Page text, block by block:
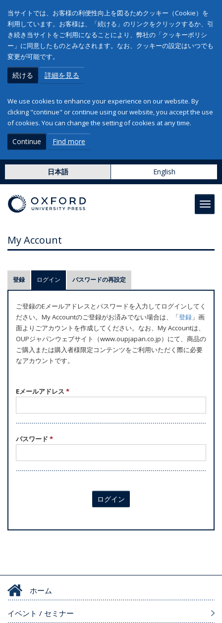
当サイトでは、お客様の利便性向上を図るためクッキー（Cookie）を
利用しています。お客様は、「続ける」のリンクをクリックするか、引
き続き当サイトをご利用になることにより、弊社の「クッキーポリシ
ー」に同意したものとみなされます。なお、クッキーの設定はいつでも
変更が可能です。
続ける 詳細を見る
We use cookies to enhance your experience on our website. By
clicking "continue" or continue using our website, you accept the use
of cookies. You can change the setting of cookies at any time.
Continue Find more
日本語 English
My Account
プ
ラ
マ
リ
ー
タ
ブ
登録 ログイン (アクティブなタブ)
パスワードの再設定
ご登録のEメールアドレスとパスワードを入力してログインしてく
ださい。My Accountのご登録がお済みでない場合は、「登録 」画
面よりごアカウントを作成してください。なお、My Accountは、
OUPジャパンウェブサイト（www.oupjapan.co.jp）にて、商品の
ご購入または購入者様限定コンテンツをご利用いただく際に必要
なアカウントです。
Eメールアドレス *
パスワード *
ログイン
ホーム
イベント / セミナー